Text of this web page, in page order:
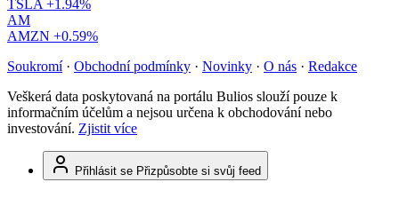
TSLA +1.94%
AM
AMZN +0.59%
Soukromí · Obchodní podmínky · Novinky · O nás · Redakce
Veškerá data poskytovaná na portálu Bulios slouží pouze k
informačním účelům a nejsou určena k obchodování nebo
investování. Zjistit více
Přihlásit se Přizpůsobte si svůj feed